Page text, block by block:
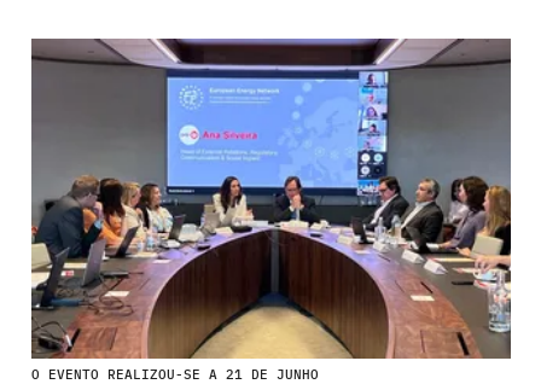
O EVENTO REALIZOU-SE A 21 DE JUNHO